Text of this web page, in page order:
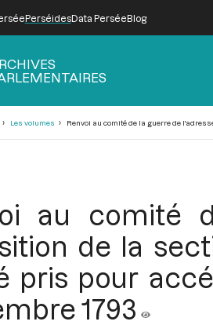
PerséidesData PerséeBlog
Les volumes Renvoi au comité de la guerre de
au comité
de la
pris pour
1793